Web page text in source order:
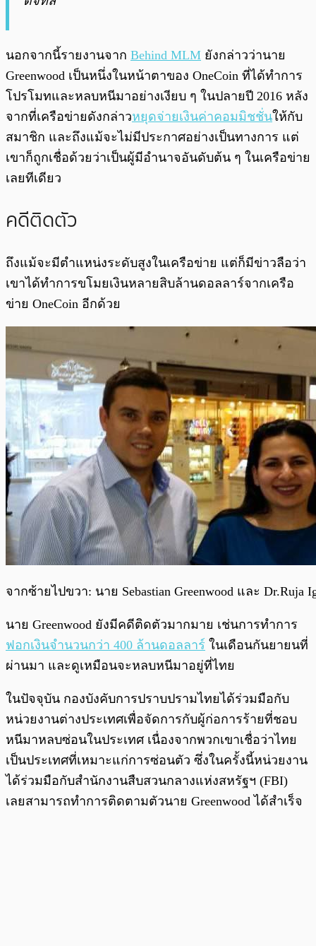
นอกจากนี้รายงานจาก Behind MLM ยังกล่าวว่านาย
Greenwood เป็นหนึ่งในหน้าตาของ OneCoin ที่ได้ทำการ
โปรโมทและหลบหนีมาอย่างเงียบ ๆ ในปลายปี 2016 หลัง
จากที่เครือข่ายดังกล่าวหยุดจ่ายเงินค่าคอมมิชชั่นให้กับ
สมาชิก และถึงแม้จะไม่มีประกาศอย่างเป็นทางการ แต่
เขาก็ถูกเชื่อด้วยว่าเป็นผู้มีอำนาจอันดับต้น ๆ ในเครือข่าย
เลยทีเดียว
คดีติดตัว
ถึงแม้จะมีตำแหน่งระดับสูงในเครือข่าย แต่ก็มีข่าวลือว่า
เขาได้ทำการขโมยเงินหลายสิบล้านดอลลาร์จากเครือ
ข่าย OneCoin อีกด้วย
จากซ้ายไปขวา: นาย Sebastian Greenwood และ Dr.Ruja
นาย Greenwood ยังมีคดีติดตัวมากมาย เช่นการทำการ
ฟอกเงินจำนวนกว่า 400 ล้านดอลลาร์ ในเดือนกันยายนที่
ผ่านมา และดูเหมือนจะหลบหนีมาอยู่ที่ไทย
ในปัจจุบัน กองบังคับการปราบปรามไทยได้ร่วมมือกับ
หน่วยงานต่างประเทศเพื่อจัดการกับผู้ก่อการร้ายที่ชอบ
หนีมาหลบซ่อนในประเทศ เนื่องจากพวกเขาเชื่อว่าไทย
เป็นประเทศที่เหมาะแก่การซ่อนตัว ซึ่งในครั้งนี้หน่วยงาน
ได้ร่วมมือกับสำนักงานสืบสวนกลางแห่งสหรัฐฯ (FBI)
เลยสามารถทำการติดตามตัวนาย Greenwood ได้สำเร็จ